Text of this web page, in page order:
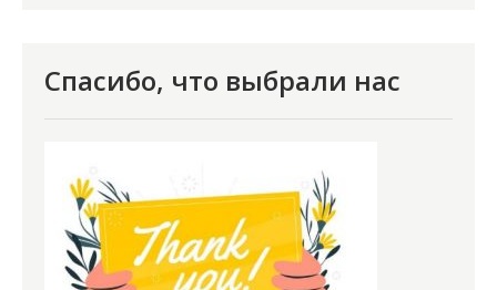
Спасибо, что выбрали нас